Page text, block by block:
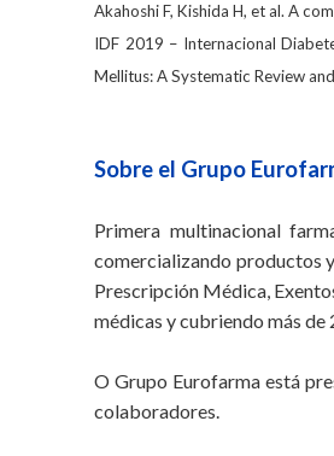
Akahoshi F, Kishida H, et al. A
IDF 2019 – Internacional
Mellitus: A Systematic Review
Sobre el Grupo
Primera multinacional
comercializando productos
Prescripción Médica,
médicas y cubriendo más
O Grupo Eurofarma está
colaboradores.